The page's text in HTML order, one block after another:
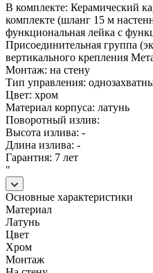
В комплекте: Керамический
комплекте (шланг 15 м
функциональная лейка с
Присоединительная группа
вертикального крепления
Монтаж: на стену
Тип управления:
Цвет: хром
Материал корпуса: латунь
Поворотный излив:
Высота излива: -
Длина излива: -
Гарантия: 7 лет
"
Основные характеристики
Материал
Латунь
Цвет
Хром
Монтаж